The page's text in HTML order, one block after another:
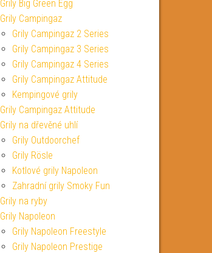
Grily Big Green Egg
Grily Campingaz
Grily Campingaz 2 Series
Grily Campingaz 3 Series
Grily Campingaz 4 Series
Grily Campingaz Attitude
Kempingové grily
Grily Campingaz Attitude
Grily na dřevěné uhlí
Grily Outdoorchef
Grily Rösle
Kotlové grily Napoleon
Zahradní grily Smoky Fun
Grily na ryby
Grily Napoleon
Grily Napoleon Freestyle
Grily Napoleon Prestige